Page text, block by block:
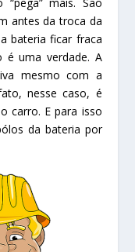
antes da troca da
bateria ficar fraca
é uma verdade. A
mesmo com a
nesse caso, é
carro. E para isso
da bateria por